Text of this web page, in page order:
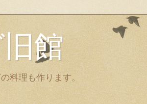
館
料理も作ります。